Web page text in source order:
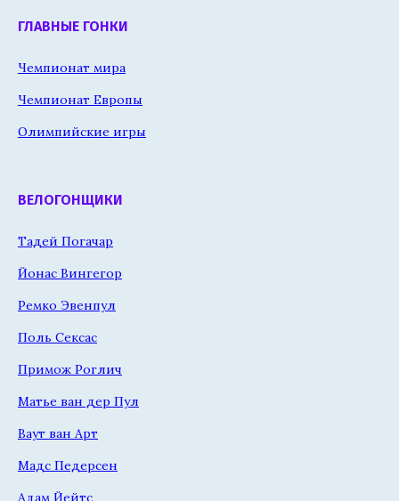
ГЛАВНЫЕ ГОНКИ
Чемпионат мира
Чемпионат Европы
Олимпийские игры
ВЕЛОГОНЩИКИ
Тадей Погачар
Йонас Вингегор
Ремко Эвенпул
Поль Сексас
Примож Роглич
Матье ван дер Пул
Ваут ван Арт
Мадс Педерсен
Адам Йейтс